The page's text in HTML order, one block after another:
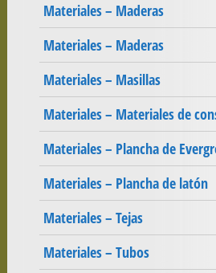
Materiales – Maderas
Materiales – Maderas
Materiales – Masillas
Materiales – Materiales de
Materiales – Plancha de
Materiales – Plancha de latón
Materiales – Tejas
Materiales – Tubos